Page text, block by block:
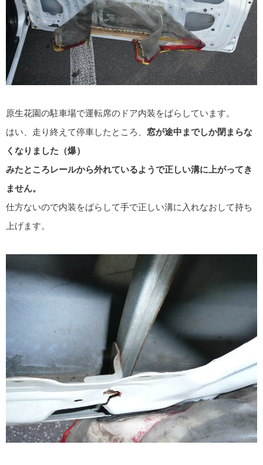
原生花園の駐車場で運転席のドア内装をばらしています。
はい、走り終えて停車したところ、 窓が途中までしか閉まらな
くなりました（爆）
みたところレールから外れているようで正しい溝に上がってき
ません。
仕方ないので内装をばらして手で正しい溝に入れなおして持ち
上げます。